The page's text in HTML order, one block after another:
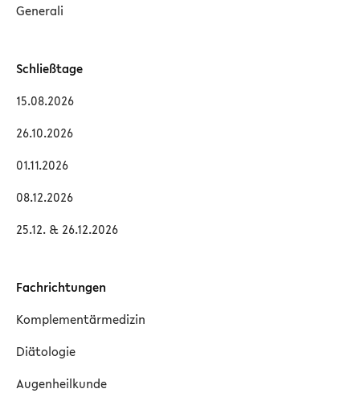
Generali
Schließtage
15.08.2026
26.10.2026
01.11.2026
08.12.2026
25.12. & 26.12.2026
Fachrichtungen
Komplementärmedizin
Diätologie
Augenheilkunde